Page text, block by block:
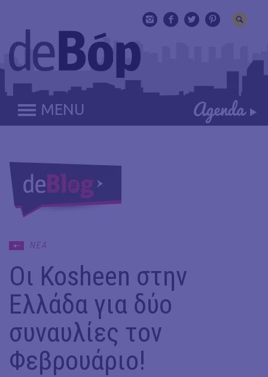
MENU
ΝΕΑ
Οι Kosheen στην
Ελλάδα για δύο
συναυλίες τον
Φεβρουάριο!